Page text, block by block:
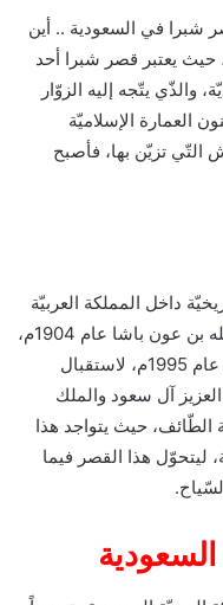
شبرا في السعودية .. أين
يعتبر قصر شبرا أحد
والذّي يتّجه إليه الزوّار
العمارة الإسلاميّة
التّي تزيّن بها، فأصبح
داخل المملكة العربيّة
السعوديّة، والذّي قام بإنشائه علي عبد الله بن عون باشا عام 1904م،
واستمر بناؤه عامين كاملين، وتمّ افتتاحه عام 1995م، لاستقبال
آل سعود والملك
الطّائف، حيث يتواجد هذا
هذا القصر فيما